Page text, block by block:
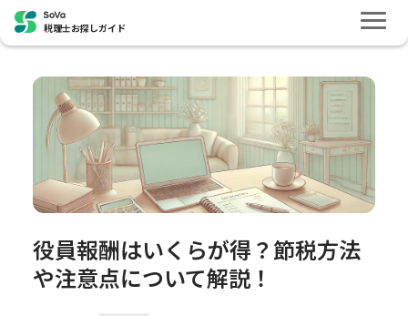
税理士お探しガイド
役員報酬はいくらが得？節税方法
や注意点について解説！